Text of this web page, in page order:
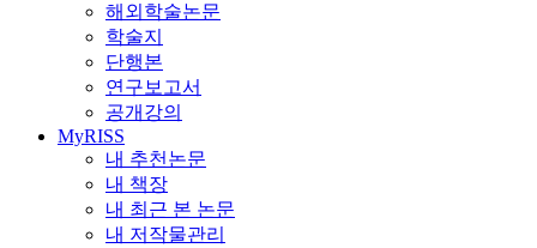
해외학술논문
학술지
단행본
연구보고서
공개강의
MyRISS
내 추천논문
내 책장
내 최근 본 논문
내 저작물관리